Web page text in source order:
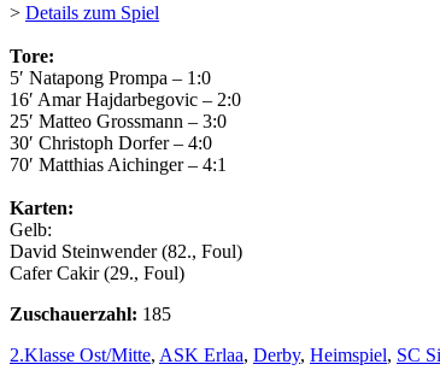
> Details zum Spiel
Tore:
5′ Natapong Prompa – 1:0
16′ Amar Hajdarbegovic – 2:0
25′ Matteo Grossmann – 3:0
30′ Christoph Dorfer – 4:0
70′ Matthias Aichinger – 4:1
Karten:
Gelb:
David Steinwender (82., Foul)
Cafer Cakir (29., Foul)
Zuschauerzahl: 185
2.Klasse Ost/Mitte, ASK Erlaa, Derby, Heimspiel, SC